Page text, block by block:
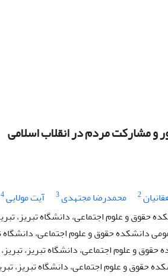
مشارکت مردم در انقلاب اسلامی
2 محمدرضا مجتهدی3 آیت مولایی4
حقوق و علوم اجتماعی، دانشگاه تبریز،
دانشکده حقوق و علوم اجتماعی، دانشگاه
و علوم اجتماعی، دانشگاه تبریز،
حقوق و علوم اجتماعی، دانشگاه تبریز،